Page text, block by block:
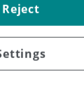
del
Reject